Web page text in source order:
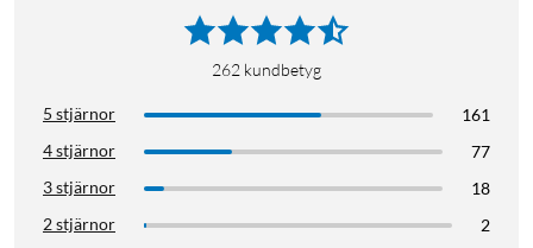
bubbelliknande utseende som hämtat inspiration från vanliga
Ny, tunn konstruktion
En smalare rektangulär form med mjukare konturer. Är
bekväm att hålla i handen och lätt att stoppa i fickan. Lätt som
en fjäder – bara 4,8 g per hörlur och 54 g totalt.
262 kundbetyg
5 stjärnor
161
4 stjärnor
77
3 stjärnor
18
2 stjärnor
2